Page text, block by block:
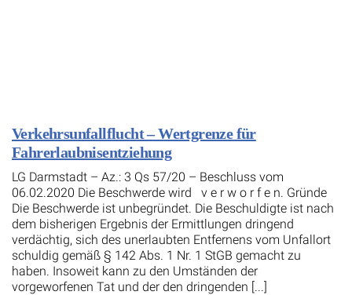
Verkehrsunfallflucht – Wertgrenze für
Fahrerlaubnisentziehung
LG Darmstadt – Az.: 3 Qs 57/20 – Beschluss vom
06.02.2020 Die Beschwerde wird v e r w o r f e n. Gründe
Die Beschwerde ist unbegründet. Die Beschuldigte ist nach
dem bisherigen Ergebnis der Ermittlungen dringend
verdächtig, sich des unerlaubten Entfernens vom Unfallort
schuldig gemäß § 142 Abs. 1 Nr. 1 StGB gemacht zu
haben. Insoweit kann zu den Umständen der
vorgeworfenen Tat und der den dringenden [...]